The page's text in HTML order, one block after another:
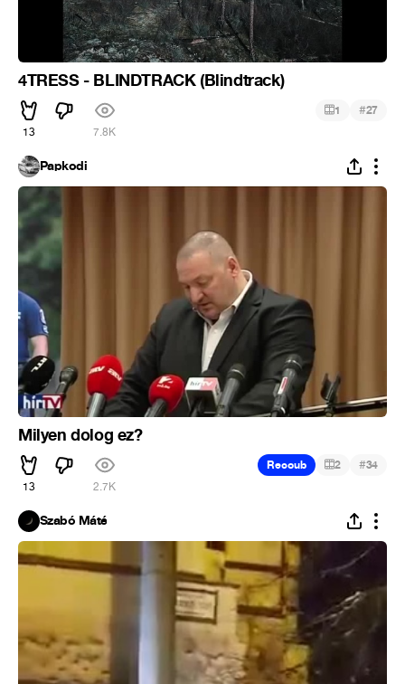
4TRESS - BLINDTRACK (Blindtrack)
13 7.8K
1 #27
Papkodi
Milyen dolog ez?
13 2.7K
Recoub 2 #34
Szabó Máté